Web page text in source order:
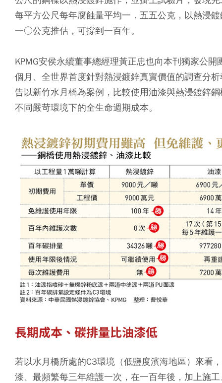
每平方公尺每年腐蝕量平均一．五五公克，以熱浸
一○公克推估，可撐到一百年。
KPMG安侯永續董事總經理黃正忠也向本刊獨家公開
個月、全世界首度針對熱浸鍍鋅真實價值的調查分
告以新竹水月橋為案例，比較使用油漆與熱浸鍍鋅
不同嚴苛環境下的全生命週期成本。
長期成本、碳排量比油漆低
若以水月橋所處的C3環境（低鹽度濱海地區）來看
漆、最頻繁每三年維護一次，在一百年後，加上施